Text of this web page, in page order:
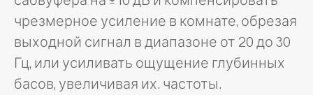
чрезмерное усиление в комнате, обрезая
выходной сигнал в диапазоне от 20 до 30
Гц, или усиливать ощущение глубинных
басов, увеличивая их. частоты.